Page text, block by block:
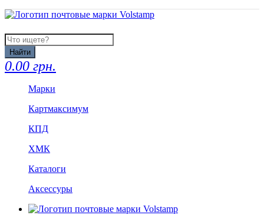
Найти
0.00 грн.
Марки
Картмаксимум
КПД
ХМК
Каталоги
Аксессуры